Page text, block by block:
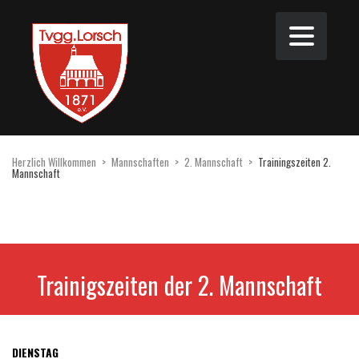
Herzlich Willkommen > Mannschaften > 2. Mannschaft > Trainingszeiten 2.
Mannschaft
Trainigszeiten der 2. Mannschaft
DIENSTAG